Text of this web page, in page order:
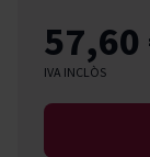
57,60
IVA INCLÒS